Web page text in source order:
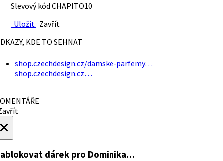
Slevový kód CHAPITO10
Uložit Zavřít
KDE TO SEHNAT
shop.czechdesign.cz/damske-parfemy…
shop.czechdesign.cz…
dárek pro Dominika…